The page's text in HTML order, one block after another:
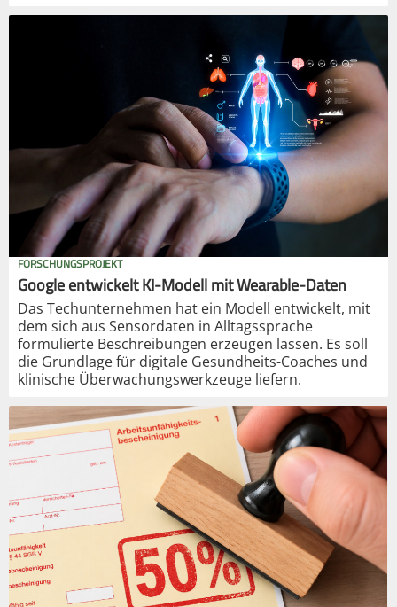
FORSCHUNGSPROJEKT
Google entwickelt KI-Modell mit Wearable-Daten
Das Techunternehmen hat ein Modell entwickelt, mit
dem sich aus Sensordaten in Alltagssprache
formulierte Beschreibungen erzeugen lassen. Es soll
die Grundlage für digitale Gesundheits-Coaches und
klinische Überwachungswerkzeuge liefern.